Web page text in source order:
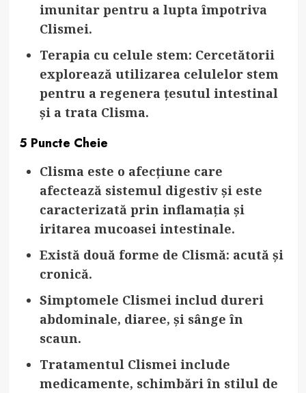
imunitar pentru a lupta împotriva
Clismei.
Terapia cu celule stem: Cercetătorii
explorează utilizarea celulelor stem
pentru a regenera țesutul intestinal
și a trata Clisma.
5 Puncte Cheie
Clisma este o afecțiune care
afectează sistemul digestiv și este
caracterizată prin inflamația și
iritarea mucoasei intestinale.
Există două forme de Clismă: acută și
cronică.
Simptomele Clismei includ dureri
abdominale, diaree, și sânge în
scaun.
Tratamentul Clismei include
medicamente, schimbări în stilul de